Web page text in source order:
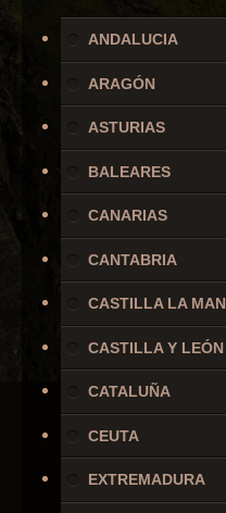
ANDALUCIA
ARAGÓN
ASTURIAS
BALEARES
CANARIAS
CANTABRIA
CASTILLA LA
CASTILLA Y LEÓN
CATALUÑA
CEUTA
EXTREMADURA